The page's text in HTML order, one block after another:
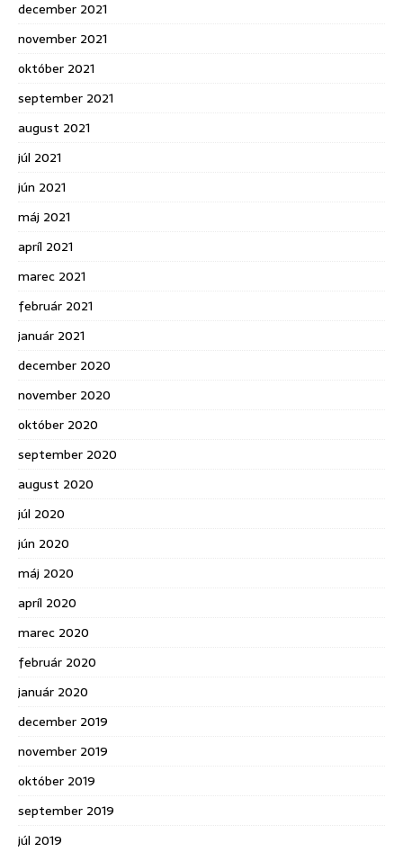
december 2021
november 2021
október 2021
september 2021
august 2021
júl 2021
jún 2021
máj 2021
apríl 2021
marec 2021
február 2021
január 2021
december 2020
november 2020
október 2020
september 2020
august 2020
júl 2020
jún 2020
máj 2020
apríl 2020
marec 2020
február 2020
január 2020
december 2019
november 2019
október 2019
september 2019
júl 2019